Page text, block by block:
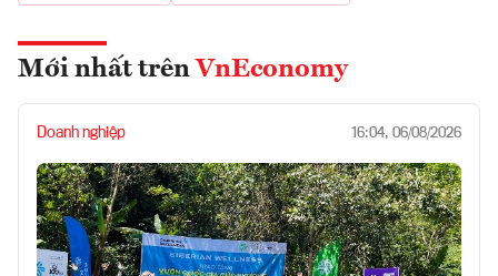
Mới nhất trên VnEconomy
Doanh nghiệp 16:04, 06/08/2026